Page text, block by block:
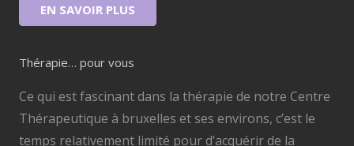
EN SAVOIR PLUS
Thérapie… pour vous
Ce qui est fascinant dans la thérapie de notre Centre
Thérapeutique à bruxelles et ses environs, c’est le
temps relativement limité pour d’acquérir de la